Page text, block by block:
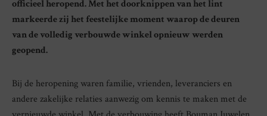
officieel heropend. Met het doorknippen van het lint
markeerde zij het feestelijke moment waarop de deuren
van de volledig verbouwde winkel opnieuw werden
geopend.
Bij de heropening waren familie, vrienden, leveranciers en
andere zakelijke relaties aanwezig om kennis te maken met de